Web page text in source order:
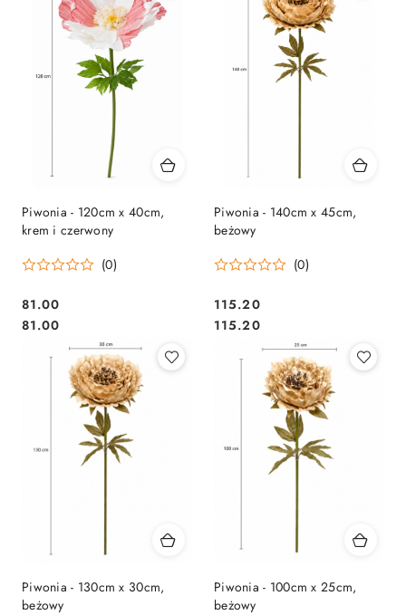
Piwonia - 120cm x 40cm,
krem i czerwony
(0)
Cena:
81.00
Cena:
81.00
Piwonia - 140cm x 45cm,
beżowy
(0)
Cena:
115.20
Cena:
115.20
Piwonia - 130cm x 30cm,
beżowy
Piwonia - 100cm x 25cm,
beżowy